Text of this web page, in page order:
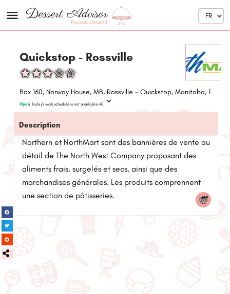
FR
Quickstop - Rossville
Box 160, Norway House, MB, Rossville - Quickstop, Manitoba, R0B
Open Today's work schedule is not available HE
Description
Northern et NorthMart sont des bannières de vente au
détail de The North West Company proposant des
aliments frais, surgelés et secs, ainsi que des
marchandises générales. Les produits comprennent
une section de pâtisseries.